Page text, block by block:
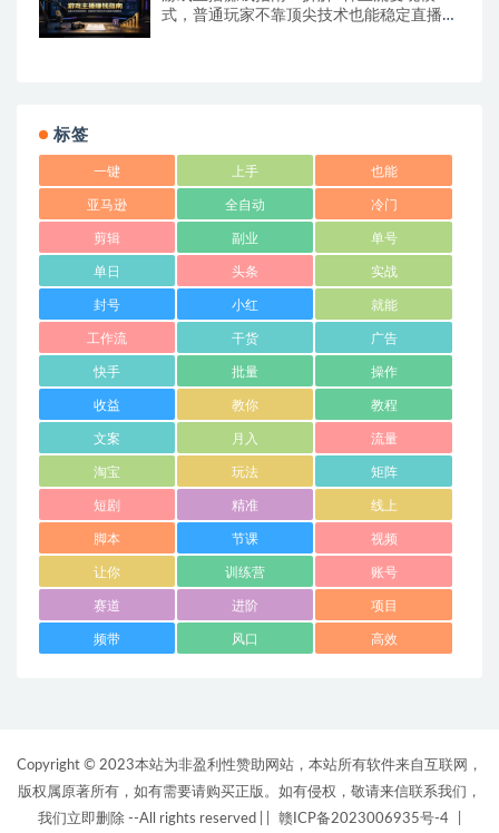
式，普通玩家不靠顶尖技术也能稳定直播增
标签
一键 上手 也能
亚马逊 全自动 冷门
剪辑 副业 单号
单日 头条 实战
封号 小红 就能
工作流 干货 广告
快手 批量 操作
收益 教你 教程
文案 月入 流量
淘宝 玩法 矩阵
短剧 精准 线上
脚本 节课 视频
让你 训练营 账号
赛道 进阶 项目
频带 风口 高效
Copyright © 2023本站为非盈利性赞助网站，本站所有软件来自互联网，
版权属原著所有，如有需要请购买正版。如有侵权，敬请来信联系我们，
我们立即删除 --All rights reserved |
赣ICP备2023006935号-4